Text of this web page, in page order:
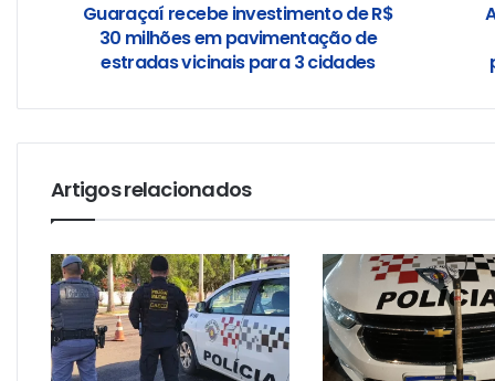
Guaraçaí recebe investimento de R$
30 milhões em pavimentação de
estradas vicinais para 3 cidades
Artigos relacionados